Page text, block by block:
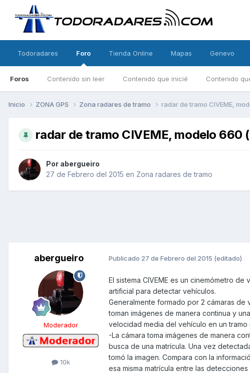
Todoradares Foro
Foros Contenido sin leer Contenido que inicié Contenido
Tienda Online Mapas Genevo
Inicio ZONA GPS Zona radares de tramo radar de tramo CIVEME,
radar de tramo CIVEME, modelo 660
Por abergueiro
27 de Febrero del 2015 en Zona radares de tramo
abergueiro
Moderador
10k
Publicado 27 de Febrero del 2015 (editado)
El sistema CIVEME es un cinemómetro
artificial para detectar vehículos.
Generalmente formado por 2 cámaras
toman imágenes de manera continua y
velocidad media del vehículo en un
-La cámara toma imágenes de manera
busca de una matrícula. Una vez
tomó la imagen. Compara con la
esa misma matrícula entre las